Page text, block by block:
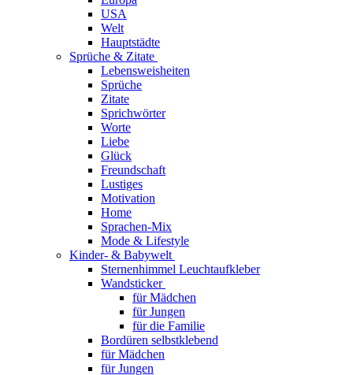
USA
Welt
Hauptstädte
Sprüche & Zitate
Lebensweisheiten
Sprüche
Zitate
Sprichwörter
Worte
Liebe
Glück
Freundschaft
Lustiges
Motivation
Home
Sprachen-Mix
Mode & Lifestyle
Kinder- & Babywelt
Sternenhimmel Leuchtaufkleber
Wandsticker
für Mädchen
für Jungen
für die Familie
Bordüren selbstklebend
für Mädchen
für Jungen